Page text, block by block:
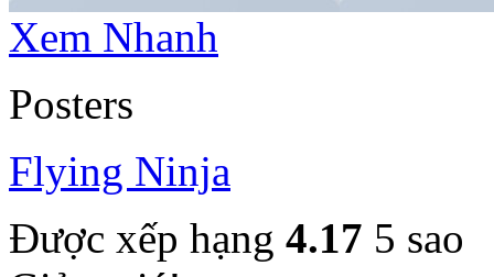
Xem Nhanh
Posters
Flying Ninja
Được xếp hạng 4.17 5 sao